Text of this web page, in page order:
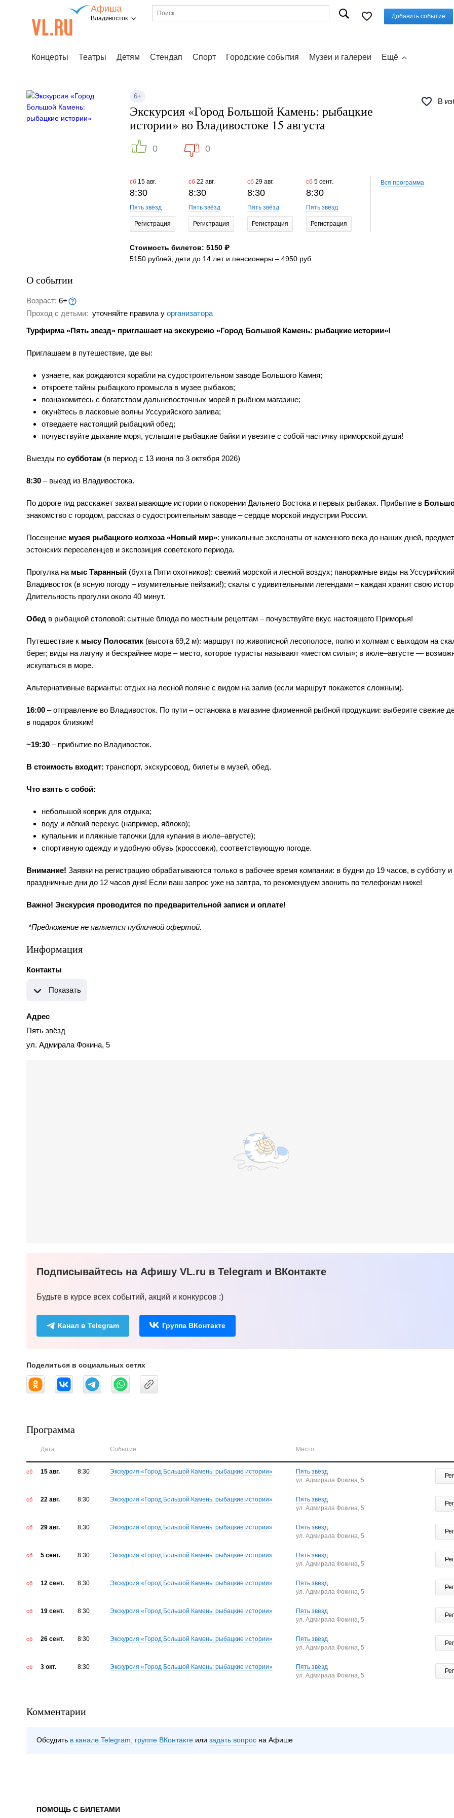
Афиша
Владивосток Добавить событие
Концерты Театры Детям Стендап Спорт Городские события Музеи и галереи Ещё
6+
В
Экскурсия «Город Большой Камень: рыбацкие
истории» во Владивостоке 15 августа
0 0
сб 15 авг.
8:30
Пять звёзд
Регистрация
сб 22 авг.
8:30
Пять звёзд
Регистрация
сб 29 авг.
8:30
Пять звёзд
Регистрация
сб 5 сент.
8:30
Пять звёзд
Регистрация
12 сент. сб
Вся программа
Стоимость билетов: 5150 ₽
5150 рублей, дети до 14 лет и пенсионеры – 4950 руб.
О событии
Возраст: 6+
Проход с детьми: уточняйте правила у организатора
Турфирма «Пять звезд» приглашает на экскурсию «Город Большой Камень: рыбацкие истории»!
Приглашаем в путешествие, где вы:
узнаете, как рождаются корабли на судостроительном заводе Большого Камня;
откроете тайны рыбацкого промысла в музее рыбаков;
познакомитесь с богатством дальневосточных морей в рыбном магазине;
окунётесь в ласковые волны Уссурийского залива;
отведаете настоящий рыбацкий обед;
почувствуйте дыхание моря, услышите рыбацкие байки и увезите с собой частичку приморской души!
Выезды по субботам (в период с 13 июня по 3 октября 2026)
8:30 – выезд из Владивостока.
По дороге гид расскажет захватывающие истории о покорении Дальнего Востока и первых рыбаках. Прибытие в
знакомство с городом, рассказ о судостроительным заводе – сердце морской индустрии России.
Посещение музея рыбацкого колхоза «Новый мир»: уникальные экспонаты от каменного века до наших дней,
эстонских переселенцев и экспозиция советского периода.
Прогулка на мыс Таранный (бухта Пяти охотников): свежий морской и лесной воздух; панорамные виды на
Владивосток (в ясную погоду – изумительные пейзажи!); скалы с удивительными легендами – каждая хранит свою
Длительность прогулки около 40 минут.
Обед в рыбацкой столовой: сытные блюда по местным рецептам – почувствуйте вкус настоящего Приморья!
Путешествие к мысу Полосатик (высота 69,2 м): маршрут по живописной лесополосе, полю и холмам с выходом на
берег; виды на лагуну и бескрайнее море – место, которое туристы называют «местом силы»; в июле–августе —
искупаться в море.
Альтернативные варианты: отдых на лесной поляне с видом на залив (если маршрут покажется сложным).
16:00 – отправление во Владивосток. По пути – остановка в магазине фирменной рыбной продукции: выберите свежие
в подарок близким!
~19:30 – прибытие во Владивосток.
В стоимость входит: транспорт, экскурсовод, билеты в музей, обед.
Что взять с собой:
небольшой коврик для отдыха;
воду и лёгкий перекус (например, яблоко);
купальник и пляжные тапочки (для купания в июле–августе);
спортивную одежду и удобную обувь (кроссовки), соответствующую погоде.
Внимание! Заявки на регистрацию обрабатываются только в рабочее время компании: в будни до 19 часов, в субботу и
праздничные дни до 12 часов дня! Если ваш запрос уже на завтра, то рекомендуем звонить по телефонам ниже!
Важно! Экскурсия проводится по предварительной записи и оплате!
*Предложение не является публичной офертой.
Информация
Контакты
Показать
Адрес
Пять звёзд
ул. Адмирала Фокина, 5
Подписывайтесь на Афишу VL.ru в Telegram и ВКонтакте
Будьте в курсе всех событий, акций и конкурсов :)
Канал в Telegram Группа ВКонтакте
Поделиться в социальных сетях
Программа
Дата Событие Место
сб 15 авг. 8:30 Экскурсия «Город Большой Камень: рыбацкие истории»
Пять звёзд
ул. Адмирала Фокина, 5
сб 22 авг. 8:30 Экскурсия «Город Большой Камень: рыбацкие истории»
Пять звёзд
ул. Адмирала Фокина, 5
сб 29 авг. 8:30 Экскурсия «Город Большой Камень: рыбацкие истории»
Пять звёзд
ул. Адмирала Фокина, 5
сб 5 сент. 8:30 Экскурсия «Город Большой Камень: рыбацкие истории»
Пять звёзд
ул. Адмирала Фокина, 5
сб 12 сент. 8:30 Экскурсия «Город Большой Камень: рыбацкие истории»
Пять звёзд
ул. Адмирала Фокина, 5
сб 19 сент. 8:30 Экскурсия «Город Большой Камень: рыбацкие истории»
Пять звёзд
ул. Адмирала Фокина, 5
сб 26 сент. 8:30 Экскурсия «Город Большой Камень: рыбацкие истории»
Пять звёзд
ул. Адмирала Фокина, 5
сб 3 окт. 8:30 Экскурсия «Город Большой Камень: рыбацкие истории»
Пять звёзд
ул. Адмирала Фокина, 5
Комментарии
Обсудить в канале Telegram группе ВКонтакте задать вопрос на Афише
ПОМОЩЬ С БИЛЕТАМИ